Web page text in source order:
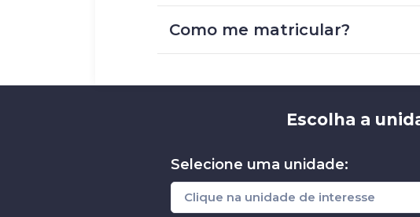
Como me matricular?
Escolha a
Selecione uma unidade: